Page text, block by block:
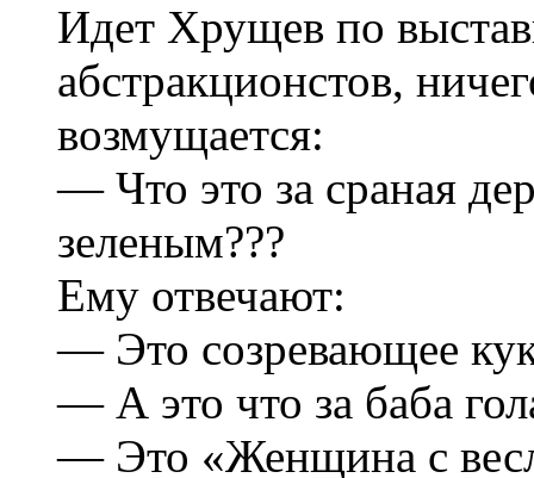
Идет Хрущев по
абстракционстов,
возмущается:
— Что это за сраная
зеленым???
Ему отвечают:
— Это созревающее
— А это что за баба
— Это «Женщина с